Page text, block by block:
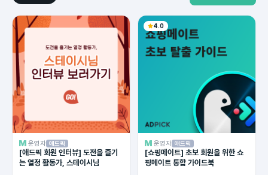
운영자 애드픽
[애드픽 회원 인터뷰] 도전을 즐기
는 열정 활동가, 스테이시님
4.0
운영자 애드픽
[쇼핑메이트] 초보 회원을 위한 쇼
핑메이트 통합 가이드북